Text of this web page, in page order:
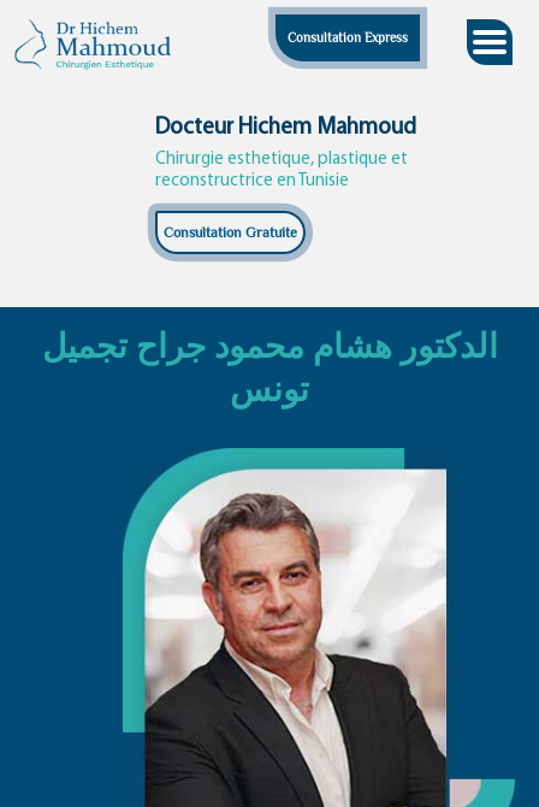
content
Consultation Express
Docteur Hichem Mahmoud
Chirurgie esthetique, plastique et
reconstructrice en Tunisie
Consultation Gratuite
الدكتور هشام محمود جراح تجميل
تونس